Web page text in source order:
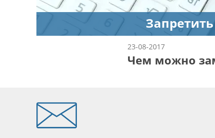
23-08-2017
Чем можно